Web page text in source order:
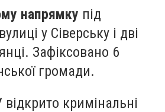
напрямку під
у Сіверську і дві
Зафіксовано 6
громади.
кримінальні